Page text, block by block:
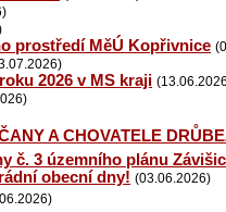
prostředí MěÚ Kopřivnice
2026 v MS kraji
A CHOVATELE
č. 3 územního plánu Závišic
obecní dny! (03.06.2026)